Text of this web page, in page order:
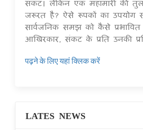
जरूरत है? ऐसे रूपकों का उपयोग
सार्वजनिक समझ को कैसे
आखिरकार, संकट के प्रति उनकी
पढ़ने के लिए यहां क्लिक करें
LATES NEWS